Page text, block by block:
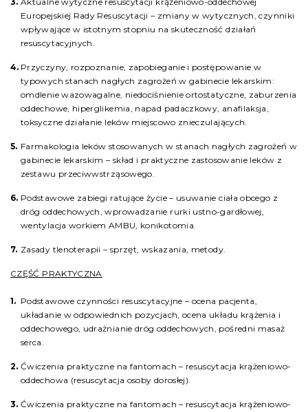
Europejskiej Rady Resuscytacji – zmiany w wytycznych, czynniki
wpływające w istotnym stopniu na skuteczność działań
resuscytacyjnych.
Przyczyny, rozpoznanie, zapobieganie i postępowanie w
typowych stanach nagłych zagrożeń w gabinecie lekarskim:
omdlenie wazowagalne, niedociśnienie ortostatyczne, zaburzenia
oddechowe, hiperglikemia, napad padaczkowy, anafilaksja,
toksyczne działanie leków miejscowo znieczulających.
Farmakologia leków stosowanych w stanach nagłych zagrożeń w
gabinecie lekarskim – skład i praktyczne zastosowanie leków z
zestawu przeciwwstrząsowego.
Podstawowe zabiegi ratujące życie – usuwanie ciała obcego z
dróg oddechowych, wprowadzanie rurki ustno-gardłowej,
wentylacja workiem AMBU, konikotomia.
Zasady tlenoterapii – sprzęt, wskazania, metody.
CZĘŚĆ PRAKTYCZNA
Podstawowe czynności resuscytacyjne – ocena pacjenta,
układanie w odpowiednich pozycjach, ocena układu krążenia i
oddechowego, udrażnianie dróg oddechowych, pośredni masaż
serca.
Ćwiczenia praktyczne na fantomach – resuscytacja krążeniowo-
oddechowa (resuscytacja osoby dorosłej).
Ćwiczenia praktyczne na fantomach – resuscytacja krążeniowo-